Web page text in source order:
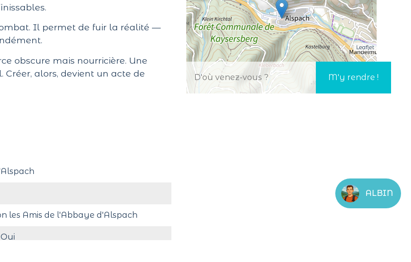
Leaflet
Il permet de fuir la réalité —
obscure mais nourricière. Une
Créer, alors, devient un acte de
les Amis de l'Abbaye d'Alspach
Oui
ALBIN